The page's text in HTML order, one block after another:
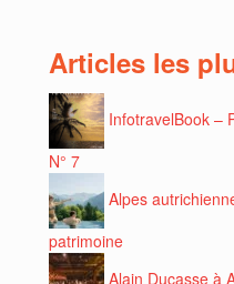
Articles les
InfotravelBook –
N° 7
Alpes
patrimoine
Alain Ducasse à